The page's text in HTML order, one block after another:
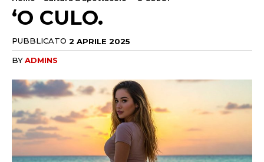
‘O CULO.
PUBBLICATO 2 APRILE 2025
BYADMINS